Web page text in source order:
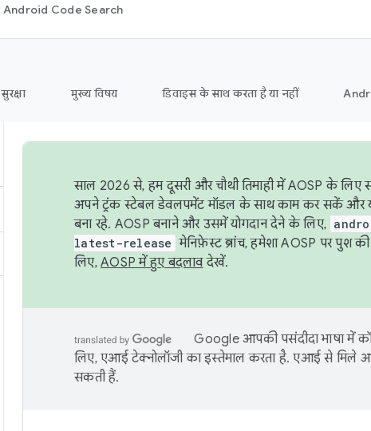
Android Code Search
सुरक्षा मुख्य विषय डिवाइस के साथ करता है या नहीं
साल 2026 से, हम दूसरी और चौथी तिमाही में AOSP के लिए
अपने ट्रंक स्टेबल डेवलपमेंट मॉडल के साथ काम कर सकें और
बना रहे. AOSP बनाने और उसमें योगदान देने के लिए,
latest-release मेनिफ़ेस्ट ब्रांच, हमेशा AOSP पर पुश
लिए, AOSP में हुए बदलावदेखें.
Google आपकी पसंदीदा भाषा में
लिए, एआई टेक्नोलॉजी का इस्तेमाल करता है. एआई से मिले
सकती हैं.